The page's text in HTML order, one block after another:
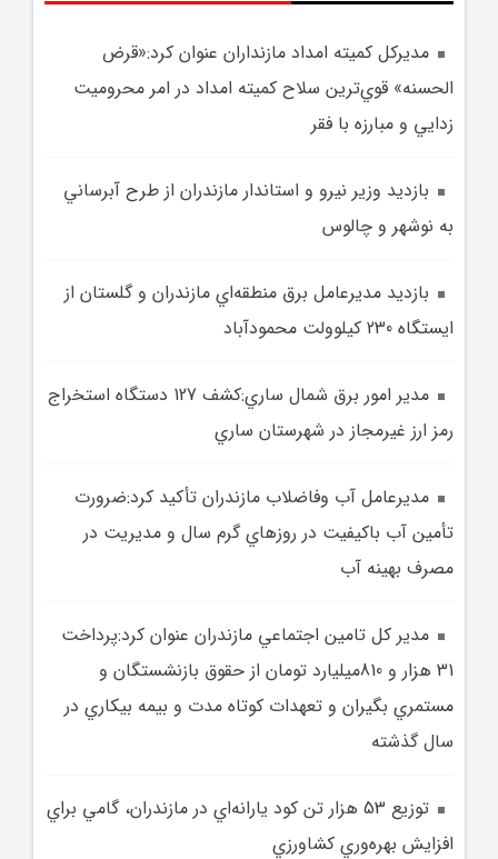
مديرکل کميته امداد مازنداران عنوان کرد:«قرض
الحسنه» قوي‌ترين سلاح کميته امداد در امر محروميت
زدايي و مبارزه با فقر
بازديد وزير نيرو و استاندار مازندران از طرح آبرساني
به نوشهر و چالوس
بازديد مديرعامل برق منطقه‌اي مازندران و گلستان از
ايستگاه 230 کيلوولت محمودآباد
مدير امور برق شمال ساري:کشف 127 دستگاه استخراج
رمز ارز غيرمجاز در شهرستان ساري
مديرعامل آب وفاضلاب مازندران تأکيد کرد:ضرورت
تأمين آب باکيفيت در روزهاي گرم سال و مديريت در
مصرف بهينه آب
مدير کل تامين اجتماعي مازندران عنوان کرد:پرداخت
31 هزار و 810ميليارد تومان از حقوق بازنشستگان و
مستمري بگيران و تعهدات کوتاه مدت و بيمه بيکاري در
سال گذشته
توزيع 53 هزار تن کود يارانه‌اي در مازندران، گامي براي
افزايش بهره‌وري کشاورزي